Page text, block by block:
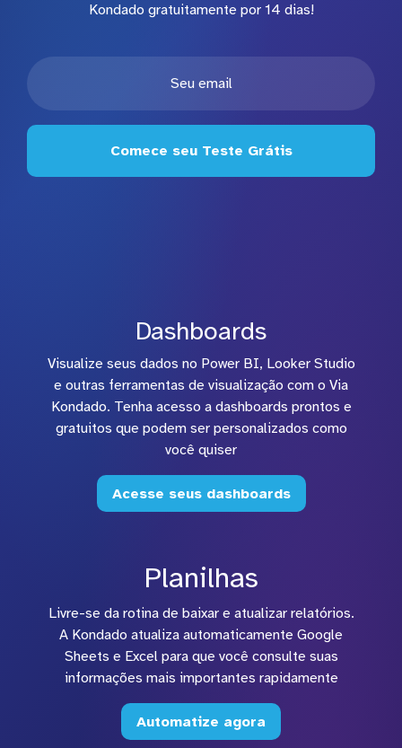
Kondado gratuitamente por 14 dias!
Comece seu Teste Grátis
Dashboards
Visualize seus dados no Power BI, Looker Studio
e outras ferramentas de visualização com o Via
Kondado. Tenha acesso a dashboards prontos e
gratuitos que podem ser personalizados como
você quiser
Acesse seus dashboards
Planilhas
Livre-se da rotina de baixar e atualizar relatórios.
A Kondado atualiza automaticamente Google
Sheets e Excel para que você consulte suas
informações mais importantes rapidamente
Automatize agora